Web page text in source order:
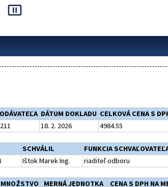
pause_presentation
DÁTUM DOKLADU CELKOVÁ CENA S
18. 2. 2026 4984.55
SCHVÁLIL FUNKCIA
Ištok Marek Ing. riaditeľ odboru
MNOŽSTVO MERNÁ JEDNOTKA CENA S DPH NA